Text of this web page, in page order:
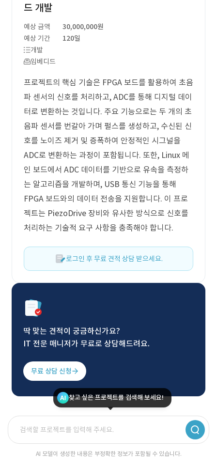
드 개발
예상 금액
30,000,000원
예상 기간
120일
개발
임베디드
프로젝트의 핵심 기술은 FPGA 보드를 활용하여 초음
파 센서의 신호를 처리하고, ADC를 통해 디지털 데이
터로 변환하는 것입니다. 주요 기능으로는 두 개의 초
음파 센서를 번갈아 가며 펄스를 생성하고, 수신된 신
호를 노이즈 제거 및 증폭하여 안정적인 시그널을
ADC로 변환하는 과정이 포함됩니다. 또한, Linux 메
인 보드에서 ADC 데이터를 기반으로 유속을 측정하
는 알고리즘을 개발하며, USB 통신 기능을 통해
FPGA 보드와의 데이터 전송을 지원합니다. 이 프로
젝트는 PiezoDrive 장비와 유사한 방식으로 신호를
처리하는 기술적 요구 사항을 충족해야 합니다.
로그인 후 무료 견적 상담 받으세요.
딱 맞는 견적이 궁금하신가요?
IT 전문 매니저가 무료로 상담해드려요.
무료 상담 신청
찾고 싶은 프로젝트를 검색해 보세요!
AI 모델이 생성한 내용은 부정확한 정보가 포함될 수 있습니다.